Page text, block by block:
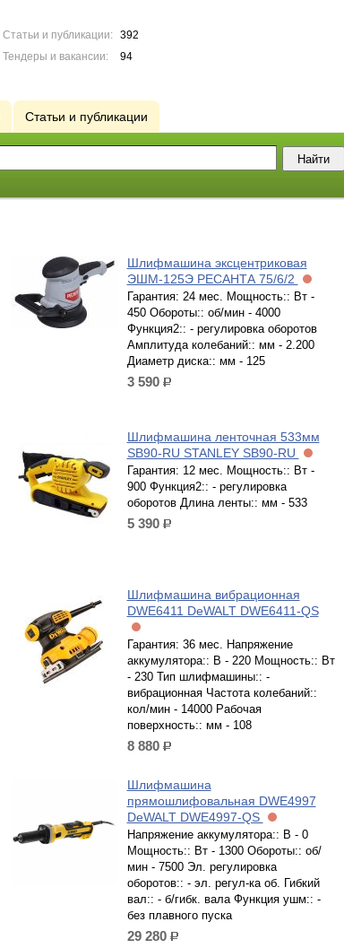
Статьи и публикации:
392
Тендеры и вакансии:
94
Статьи и публикации
Шлифмашина эксцентриковая
ЭШМ-125Э РЕСАНТА 75/6/2
Гарантия: 24 мес. Мощность:: Вт -
450 Обороты:: об/мин - 4000
Функция2:: - регулировка оборотов
Амплитуда колебаний:: мм - 2.200
Диаметр диска:: мм - 125
3 590 р.
Шлифмашина ленточная 533мм
SB90-RU STANLEY SB90-RU
Гарантия: 12 мес. Мощность:: Вт -
900 Функция2:: - регулировка
оборотов Длина ленты:: мм - 533
5 390 р.
Шлифмашина вибрационная
DWЕ6411 DeWALT DWE6411-QS
Гарантия: 36 мес. Напряжение
аккумулятора:: В - 220 Мощность:: Вт
- 230 Тип шлифмашины:: -
вибрационная Частота колебаний::
кол/мин - 14000 Рабочая
поверхность:: мм - 108
8 880 р.
Шлифмашина
прямошлифовальная DWE4997
DeWALT DWE4997-QS
Напряжение аккумулятора:: В - 0
Мощность:: Вт - 1300 Обороты:: об/
мин - 7500 Эл. регулировка
оборотов:: - эл. регул-ка об. Гибкий
вал:: - б/гибк. вала Функция ушм:: -
без плавного пуска
29 280 р.